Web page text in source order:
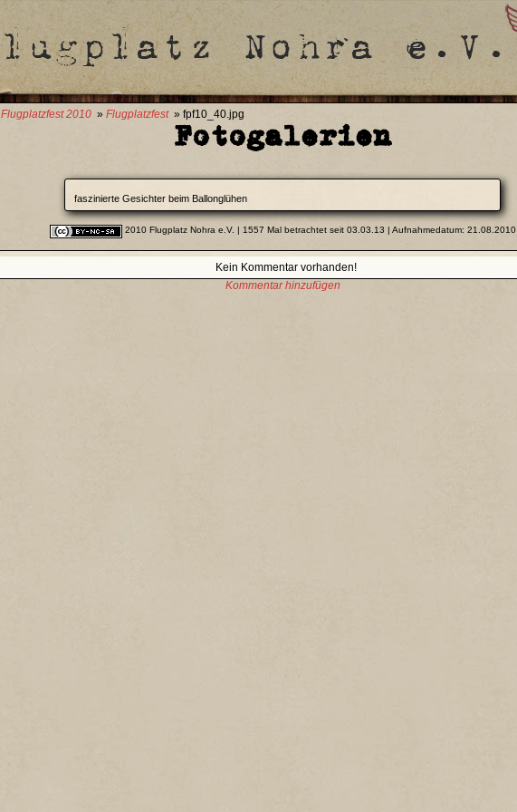
Flugplatzfest 2010 » Flugplatzfest» fpf10_40.jpg
Fotogalerien
faszinierte Gesichter beim Ballonglühen
2010 Flugplatz Nohra e.V. | 1557 Mal betrachtet seit 03.03.13 | Aufnahmedatum: 21.08.2010
Kein Kommentar vorhanden!
Kommentar hinzufügen